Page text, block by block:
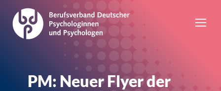
PM: Neuer Flyer der